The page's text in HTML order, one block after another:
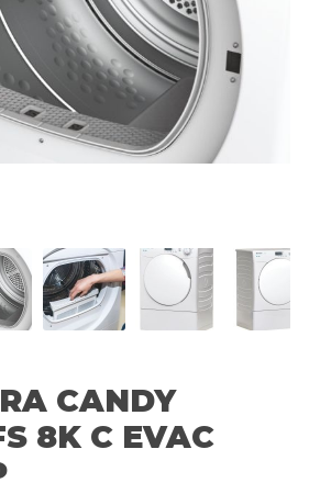
CANDY
8K C EVAC